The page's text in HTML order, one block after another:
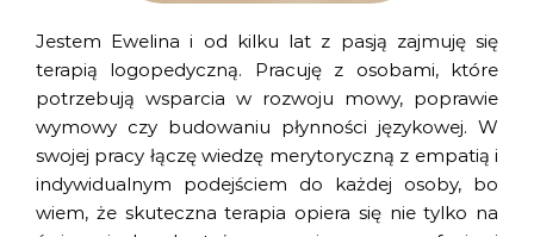
Jestem Ewelina i od kilku lat z pasją zajmuję się
terapią logopedyczną. Pracuję z osobami, które
potrzebują wsparcia w rozwoju mowy, poprawie
wymowy czy budowaniu płynności językowej. W
swojej pracy łączę wiedzę merytoryczną z empatią i
indywidualnym podejściem do każdej osoby, bo
wiem, że skuteczna terapia opiera się nie tylko na